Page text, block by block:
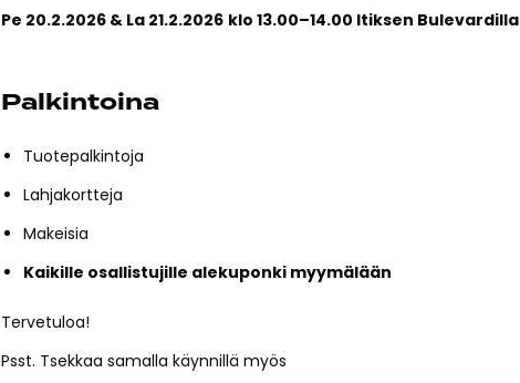
Pe 20.2.2026 & La 21.2.2026 klo 13.00–14.00 Itiksen Bulevardilla
Palkintoina
Tuotepalkintoja
Lahjakortteja
Makeisia
Kaikille osallistujille alekuponki myymälään
Tervetuloa!
Psst. Tsekkaa samalla käynnillä myös